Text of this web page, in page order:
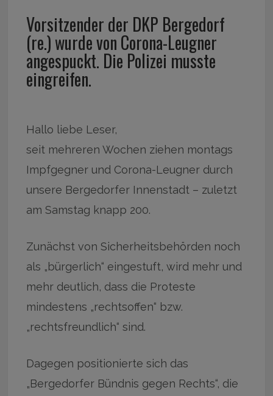
Vorsitzender der DKP Bergedorf
(re.) wurde von Corona-Leugner
angespuckt. Die Polizei musste
eingreifen.
Hallo liebe Leser,
seit mehreren Wochen ziehen montags
Impfgegner und Corona-Leugner durch
unsere Bergedorfer Innenstadt – zuletzt
am Samstag knapp 200.
Zunächst von Sicherheitsbehörden noch
als „bürgerlich“ eingestuft, wird mehr und
mehr deutlich, dass die Proteste
mindestens „rechtsoffen“ bzw.
„rechtsfreundlich“ sind.
Dagegen positionierte sich das
„Bergedorfer Bündnis gegen Rechts“, die